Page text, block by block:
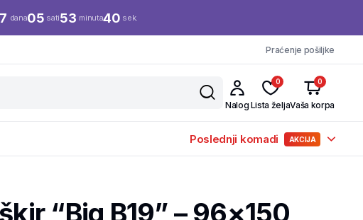
dana05 sati53 minuta40 sek.
Praćenje pošiljke
Nalog
0
Lista želja
0
Vaša korpa
Poslednji komadi AKCIJA
“Big B19” – 96×150